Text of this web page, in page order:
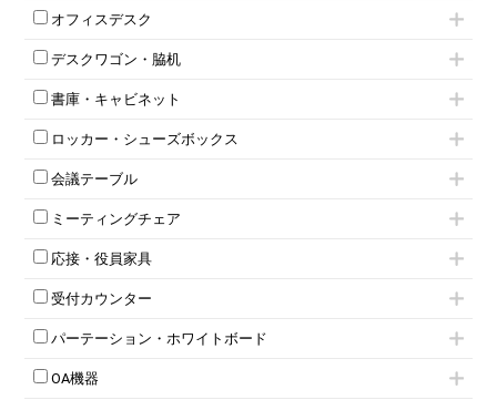
肘付きチェア
肘無しチェア
役員チェア
オフィスチェアその他
オフィスデスク
片袖机
フリーアドレスデスク（ベンチデスク）
昇降デスク
両袖机
デスクワゴン・脇机
インワゴン2段
インワゴン3段
脇机
書庫・キャビネット
ハイキャビネット
ローキャビネット
両開きキャビネット
上下連結キャビネット
軽量ラック（スチールラック）
収納家具その他
両開書庫
ラテラル書庫
ロッカー・シューズボックス
1人用ロッカー
2人用ロッカー
3人用ロッカー
5人用ロッカー
8人用ロッカー
多人数ロッカー
ダイヤル錠ロッカー
会議テーブル
ミーティングテーブル
スタッキングテーブル
ネスティングテーブル
カウンターテーブル
T字脚テーブル
会議テーブルW1200～
ミーティングチェア
キャスター付きミーティングチェア
スタッキングミーティングチェア
テーブル付きミーティングチェア
折りたたみミーティングチェア
ハイチェア
応接・役員家具
応接セット
応接ソファ
応接チェア
応接・役員家具その他
受付カウンター
ハイカウンター
ローカウンター
ラウンジカウンター
パーテーション・ホワイトボード
パーテーション
自立タイプパーテーション
OA機器